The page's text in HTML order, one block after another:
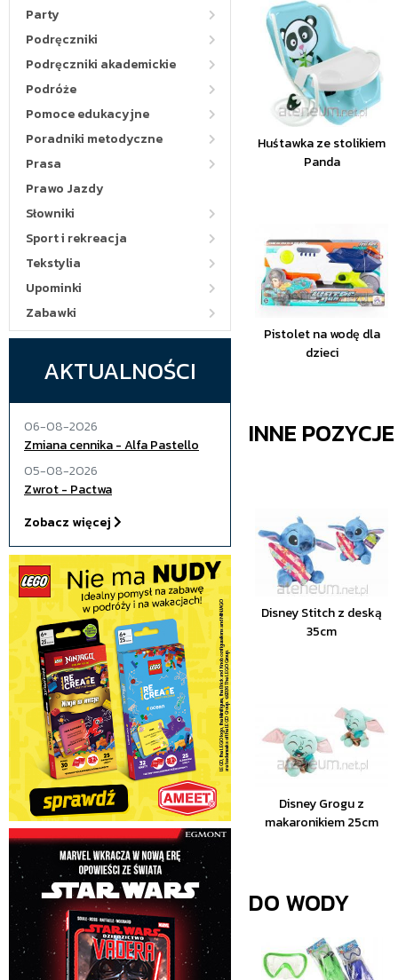
Party
Podręczniki
Podręczniki akademickie
Podróże
Pomoce edukacyjne
Poradniki metodyczne
Prasa
Prawo Jazdy
Słowniki
Sport i rekreacja
Tekstylia
Upominki
Zabawki
AKTUALNOŚCI
06-08-2026
Zmiana cennika - Alfa Pastello
05-08-2026
Zwrot - Pactwa
Zobacz więcej
Huśtawka ze stolikiem
Panda
Pistolet na wodę dla
dzieci
INNE
Disney Stitch z deską
35cm
Disney Grogu z
makaronikiem 25cm
DO WODY